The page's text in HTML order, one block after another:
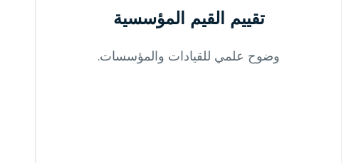
تقييم القيم المؤسسية
وضوح علمي للقيادات والمؤسسات.